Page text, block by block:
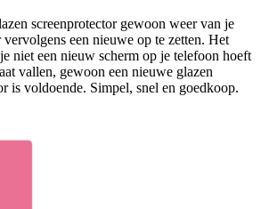
screenprotector gewoon weer van je
een nieuwe op te zetten. Het
niet een nieuw scherm op je telefoon hoeft
vallen, gewoon een nieuwe glazen
is voldoende. Simpel, snel en goedkoop.